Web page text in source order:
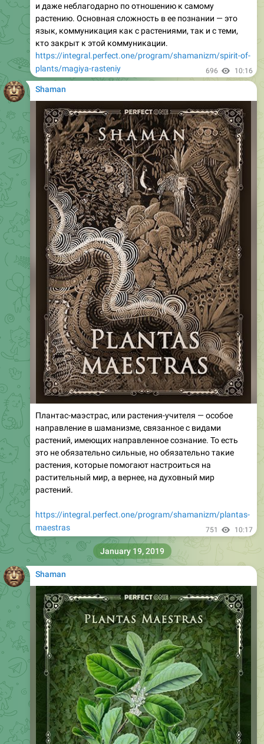
и даже неблагодарно по отношению к самому
растению. Основная сложность в ее познании — это
язык, коммуникация как с растениями, так и с теми,
кто закрыт к этой коммуникации.
https://integral.perfect.one/program/shamanizm/spirit-of-
plants/magiya-rasteniy
696 10:16
Shaman
Плантас-маэстрас, или растения-учителя — особое
направление в шаманизме, связанное с видами
растений, имеющих направленное сознание. То есть
это не обязательно сильные, но обязательно такие
растения, которые помогают настроиться на
растительный мир, а вернее, на духовный мир
растений.
https://integral.perfect.one/program/shamanizm/plantas-
maestras
751 10:17
Shaman
January 19, 2019